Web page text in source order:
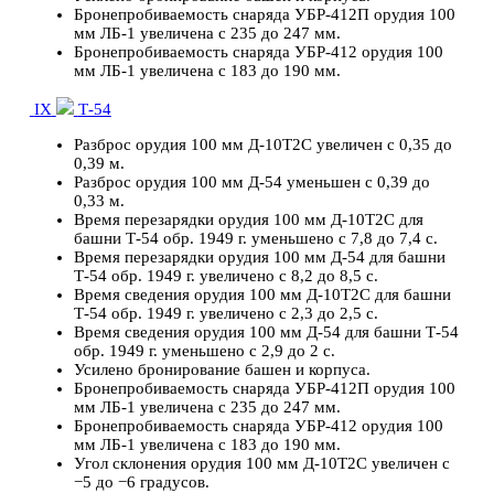
Бронепробиваемость снаряда УБР-412П орудия 100
мм ЛБ-1 увеличена с 235 до 247 мм.
Бронепробиваемость снаряда УБР-412 орудия 100
мм ЛБ-1 увеличена с 183 до 190 мм.
IX
Т-54
Разброс орудия 100 мм Д-10Т2С увеличен с 0,35 до
0,39 м.
Разброс орудия 100 мм Д-54 уменьшен с 0,39 до
0,33 м.
Время перезарядки орудия 100 мм Д-10Т2С для
башни Т-54 обр. 1949 г. уменьшено с 7,8 до 7,4 с.
Время перезарядки орудия 100 мм Д-54 для башни
Т-54 обр. 1949 г. увеличено с 8,2 до 8,5 с.
Время сведения орудия 100 мм Д-10Т2С для башни
Т-54 обр. 1949 г. увеличено с 2,3 до 2,5 с.
Время сведения орудия 100 мм Д-54 для башни Т-54
обр. 1949 г. уменьшено с 2,9 до 2 с.
Усилено бронирование башен и корпуса.
Бронепробиваемость снаряда УБР-412П орудия 100
мм ЛБ-1 увеличена с 235 до 247 мм.
Бронепробиваемость снаряда УБР-412 орудия 100
мм ЛБ-1 увеличена с 183 до 190 мм.
Угол склонения орудия 100 мм Д-10Т2С увеличен с
−5 до −6 градусов.